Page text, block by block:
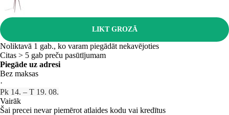
LIKT GROZĀ
Noliktavā 1 gab., ko varam piegādāt nekavējoties
Citas > 5 gab preču pasūtījumam
Piegāde uz adresi
Bez maksas
·
Pk 14. – T 19. 08.
Vairāk
Šai precei nevar piemērot atlaides kodu vai kredītus